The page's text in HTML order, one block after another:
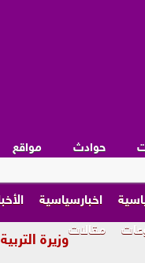
حوادث مواقع
اخبارسياسية
مقالات
وزيرة